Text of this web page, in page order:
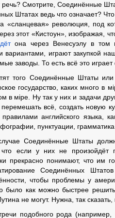
Смотрите, Соединённые
Штатах ведь что означает?
«сланцевая» революция, под
этот «Кистоун», изображая,
она через Венесуэлу в том
вариантами, играют закупкой
заводы. То есть всё это
того Соединённые Штаты
государство, каких много
в мiре. Ну так у них и задачи
всё, создать новую
английского языка,
пунктуации,
Соединённые Штаты
если у них не произойдёт
прекрасно понимают, что им
Соединённых
чтобы проблемы у
было как можно быстрее
не могут. Нужна, так
подобного рода